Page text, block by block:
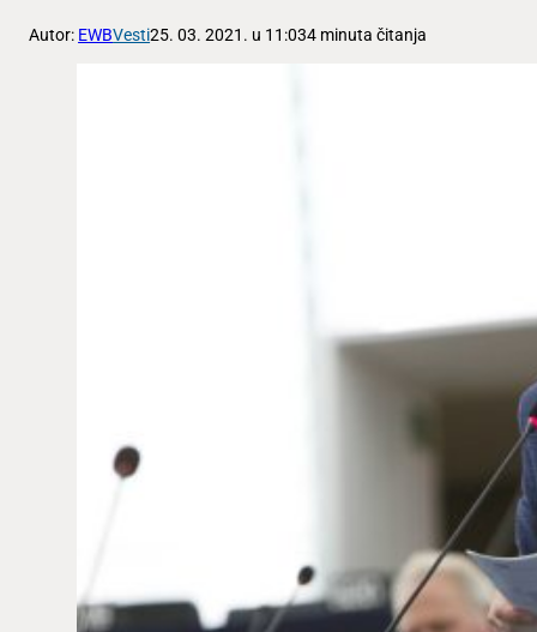
Autor: EWBVesti25. 03. 2021. u 11:034 minuta čitanja